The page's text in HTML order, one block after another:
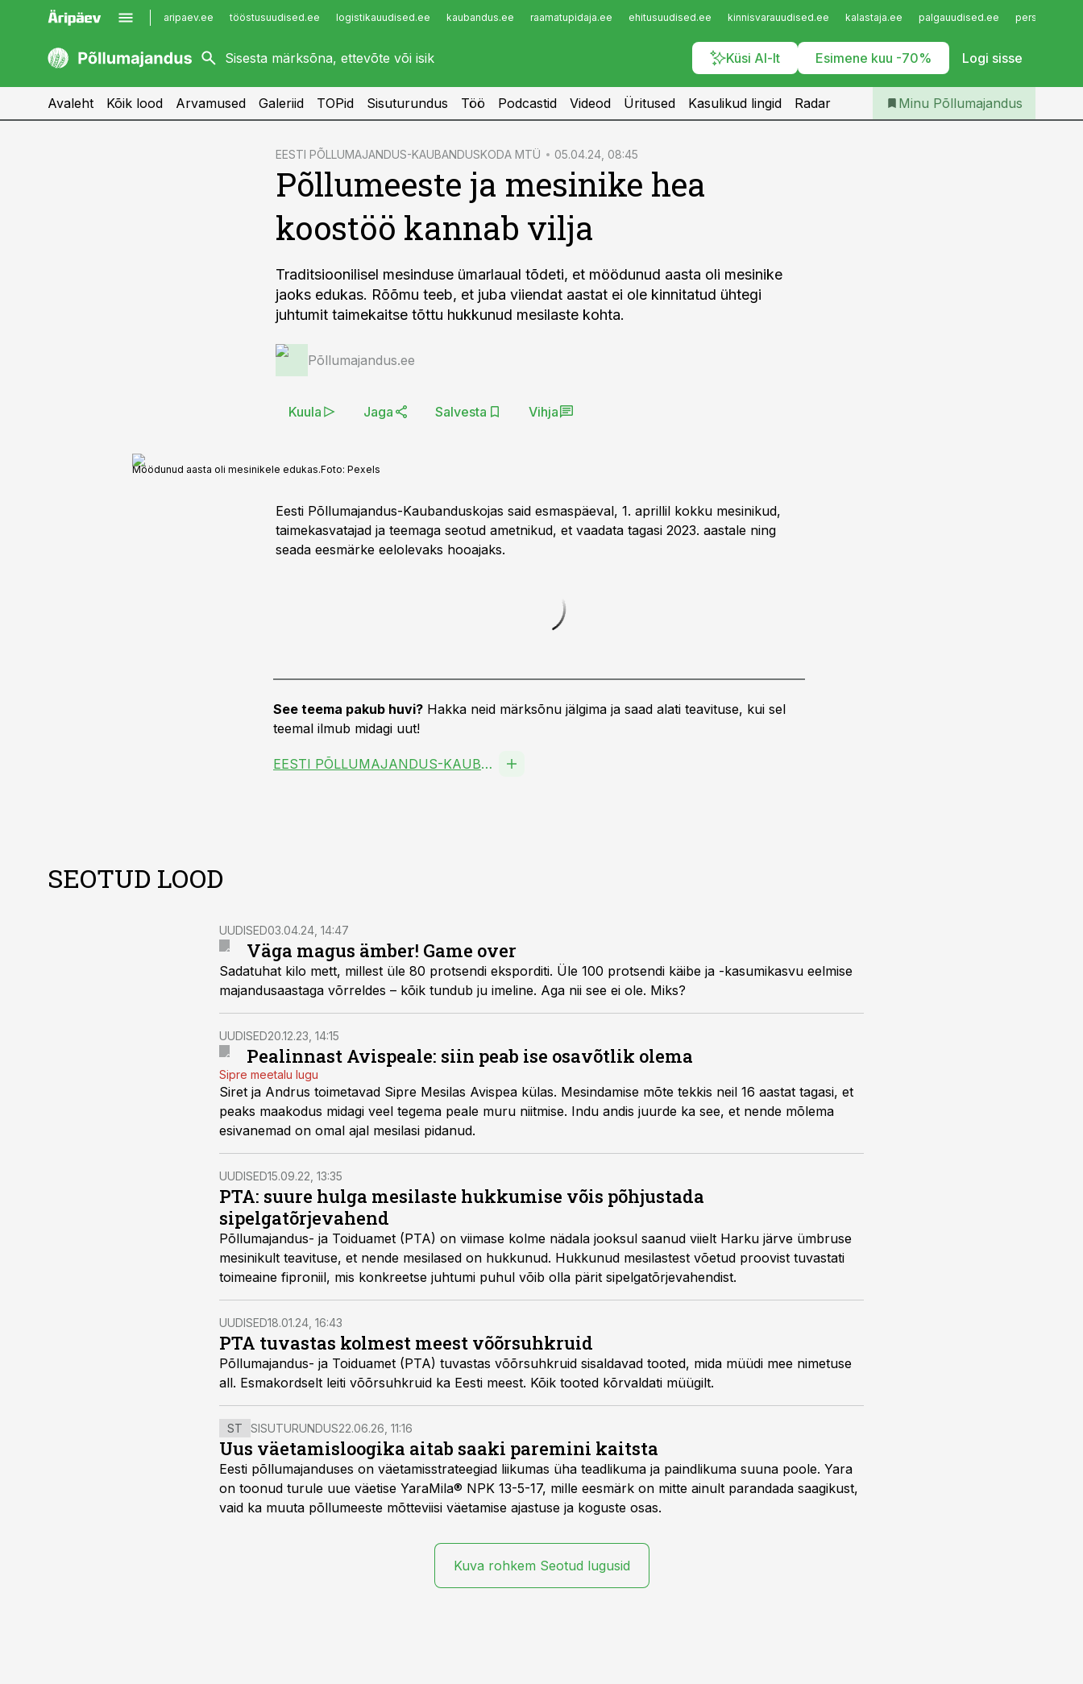
aripaev.ee tööstusuudised.ee logistikauudised.ee kaubandus.ee raamatupidaja.ee ehitusuudised.ee kinnisvarauudised.ee kalastaja.ee palgauudised.ee
Küsi AI-lt Esimene kuu -70% Logi sisse
kaubandus.ee
kinnisvarauudised.ee
imelineajalugu.ee
Infopank
Iseteenindus
Telli Põllumajandus
Avaleht Kõik lood Arvamused Galeriid TOPid Sisuturundus Töö Podcastid Videod Üritused Kasulikud lingid Radar Minu Põllumajandus
EESTI PÕLLUMAJANDUS-KAUBANDUSKODA MTÜ 05.04.24, 08:45
Põllumeeste ja mesinike hea
koostöö kannab vilja
Traditsioonilisel mesinduse ümarlaual tõdeti, et möödunud aasta oli mesinike
jaoks edukas. Rõõmu teeb, et juba viiendat aastat ei ole kinnitatud ühtegi
juhtumit taimekaitse tõttu hukkunud mesilaste kohta.
Põllumajandus.ee
Kuula Jaga Salvesta Vihja
Möödunud aasta oli mesinikele edukas.Foto: Pexels
Eesti Põllumajandus-Kaubanduskojas said esmaspäeval, 1. aprillil kokku mesinikud,
taimekasvatajad ja teemaga seotud ametnikud, et vaadata tagasi 2023. aastale ning
seada eesmärke eelolevaks hooajaks.
See teema pakub huvi? Hakka neid märksõnu jälgima ja saad alati teavituse, kui sel
teemal ilmub midagi uut!
EESTI PÕLLUMAJANDUS-KAUBANDUSKODA MTÜ
SEOTUD LOOD
UUDISED03.04.24, 14:47
Väga magus ämber! Game over
Sadatuhat kilo mett, millest üle 80 protsendi eksporditi. Üle 100 protsendi käibe ja -kasumikasvu eelmise
majandusaastaga võrreldes – kõik tundub ju imeline. Aga nii see ei ole. Miks?
UUDISED20.12.23, 14:15
Pealinnast Avispeale: siin peab ise osavõtlik olema
Sipre meetalu lugu
Siret ja Andrus toimetavad Sipre Mesilas Avispea külas. Mesindamise mõte tekkis neil 16 aastat tagasi, et
peaks maakodus midagi veel tegema peale muru niitmise. Indu andis juurde ka see, et nende mõlema
esivanemad on omal ajal mesilasi pidanud.
UUDISED15.09.22, 13:35
PTA: suure hulga mesilaste hukkumise võis põhjustada
sipelgatõrjevahend
Põllumajandus- ja Toiduamet (PTA) on viimase kolme nädala jooksul saanud viielt Harku järve ümbruse
mesinikult teavituse, et nende mesilased on hukkunud. Hukkunud mesilastest võetud proovist tuvastati
toimeaine fiproniil, mis konkreetse juhtumi puhul võib olla pärit sipelgatõrjevahendist.
UUDISED18.01.24, 16:43
PTA tuvastas kolmest meest võõrsuhkruid
Põllumajandus- ja Toiduamet (PTA) tuvastas võõrsuhkruid sisaldavad tooted, mida müüdi mee nimetuse
all. Esmakordselt leiti võõrsuhkruid ka Eesti meest. Kõik tooted kõrvaldati müügilt.
ST SISUTURUNDUS22.06.26, 11:16
Uus väetamisloogika aitab saaki paremini kaitsta
Eesti põllumajanduses on väetamisstrateegiad liikumas üha teadlikuma ja paindlikuma suuna poole. Yara
on toonud turule uue väetise YaraMila® NPK 13-5-17, mille eesmärk on mitte ainult parandada saagikust,
vaid ka muuta põllumeeste mõtteviisi väetamise ajastuse ja koguste osas.
Kuva rohkem Seotud lugusid